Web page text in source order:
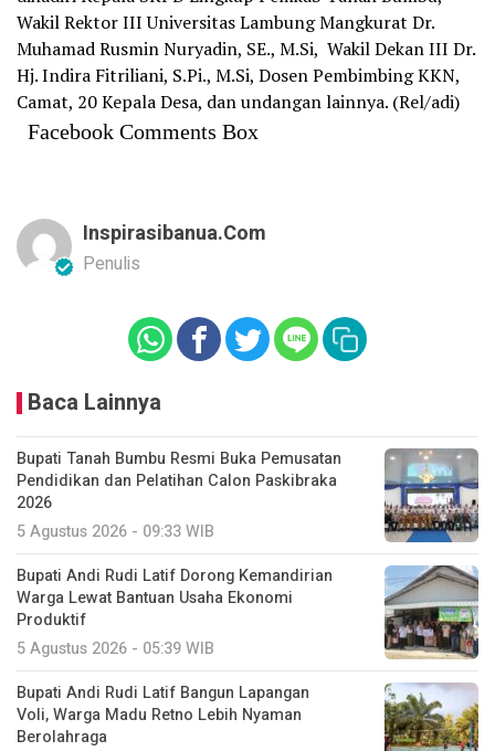
Wakil Rektor III Universitas Lambung Mangkurat Dr.
Muhamad Rusmin Nuryadin, SE., M.Si, Wakil Dekan III Dr.
Hj. Indira Fitriliani, S.Pi., M.Si, Dosen Pembimbing KKN,
Camat, 20 Kepala Desa, dan undangan lainnya. (Rel/adi)
Facebook Comments Box
Inspirasibanua.com
Penulis
Baca Lainnya
Bupati Tanah Bumbu Resmi Buka Pemusatan
Pendidikan dan Pelatihan Calon Paskibraka
2026
5 Agustus 2026 - 09:33 WIB
Bupati Andi Rudi Latif Dorong Kemandirian
Warga Lewat Bantuan Usaha Ekonomi
Produktif
5 Agustus 2026 - 05:39 WIB
Bupati Andi Rudi Latif Bangun Lapangan
Voli, Warga Madu Retno Lebih Nyaman
Berolahraga